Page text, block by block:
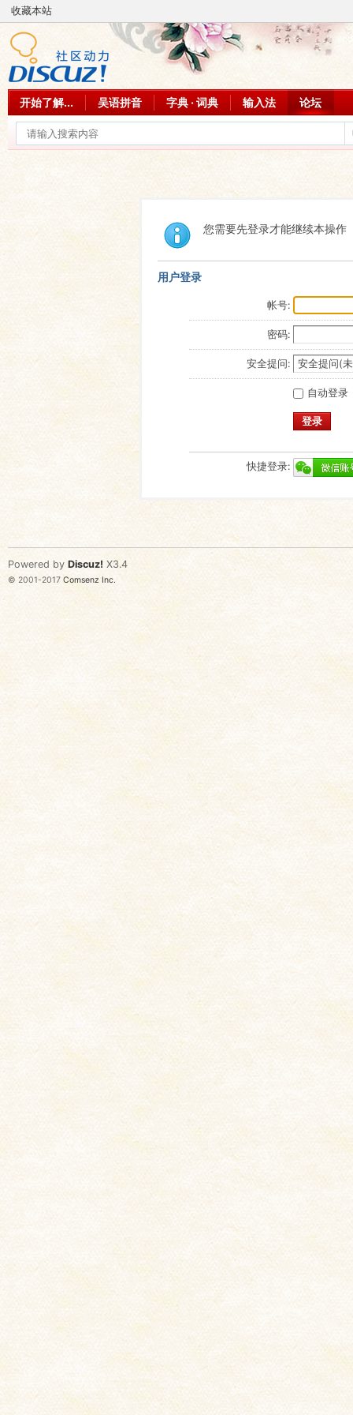
收藏本站
开始了解... 吴语拼音 字典 · 词典 输入法 论坛
您需要先登录才能继续本操作
用户登录
帐号:
密码:
安全提问:
自动登录
登录
快捷登录:
Powered by Discuz! X3.4
© 2001-2017 Comsenz Inc.